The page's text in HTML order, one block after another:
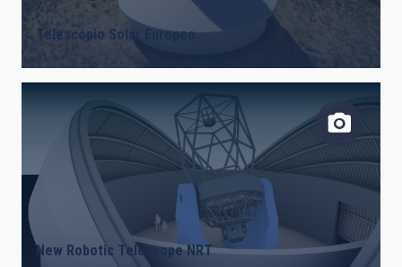
Telescopio Solar Europeo
New Robotic Telescope NRT